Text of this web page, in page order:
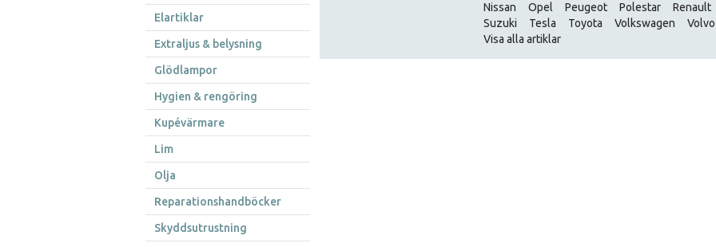
Elartiklar
Extraljus & belysning
Glödlampor
Hygien & rengöring
Kupévärmare
Lim
Olja
Reparationshandböcker
Skyddsutrustning
Nissan
Opel Peugeot Polestar Renault
Suzuki
Tesla Toyota Volkswagen
Volvo
Visa alla artiklar